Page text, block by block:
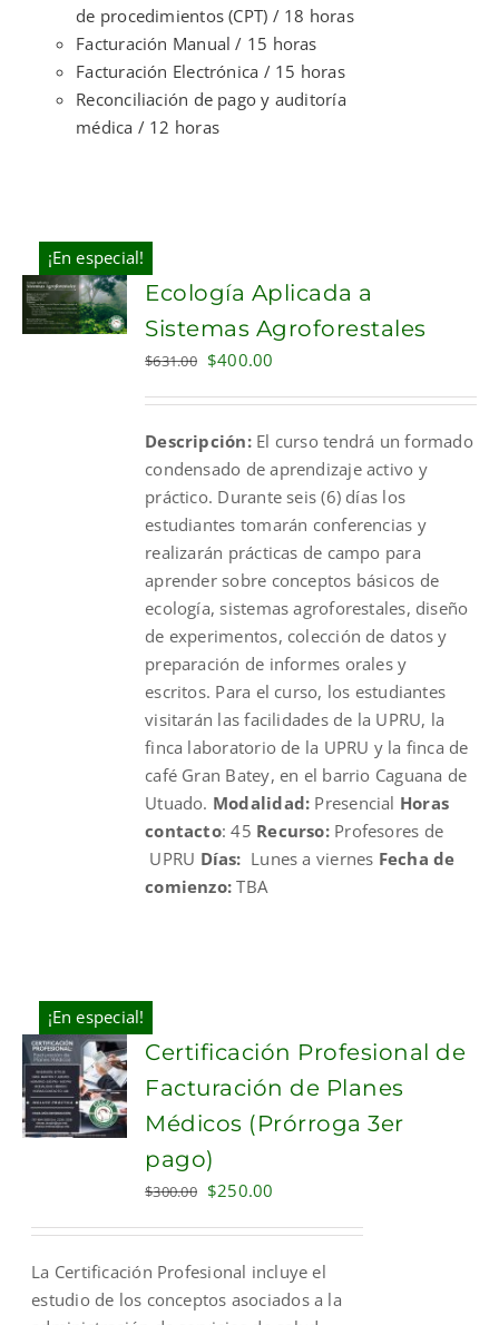
de procedimientos (CPT) / 18 horas
Facturación Manual / 15 horas
Facturación Electrónica / 15 horas
Reconciliación de pago y auditoría
médica / 12 horas
¡En especial!
ADD TO
CART
Ecología Aplicada a
Sistemas Agroforestales
$631.00 Original
$631.00.
$400.00
$400.00.
Descripción:El curso tendrá un formado
condensado de aprendizaje activo y
práctico. Durante seis (6) días los
estudiantes tomarán conferencias y
realizarán prácticas de campo para
aprender sobre conceptos básicos de
ecología, sistemas agroforestales, diseño
de experimentos, colección de datos y
preparación de informes orales y
escritos. Para el curso, los estudiantes
visitarán las facilidades de la UPRU, la
finca laboratorio de la UPRU y la finca de
café Gran Batey, en el barrio Caguana de
Utuado. Modalidad: Presencial Horas
contacto: 45 Recurso: Profesores de
UPRU Días: Lunes a viernes Fecha de
comienzo: TBA
¡En especial!
ADD TO
Certificación Profesional de
Facturación de Planes
Médicos (Prórroga 3er
pago)
$300.00 Original
$300.00.
$250.00
$250.00.
La Certificación Profesional incluye el
estudio de los conceptos asociados a la